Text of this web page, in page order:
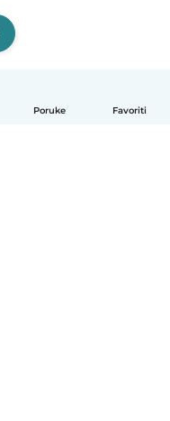
Poruke Favoriti